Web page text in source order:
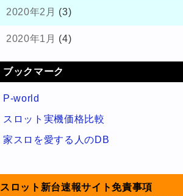
2020年2月 (3)
2020年1月 (4)
ブックマーク
P-world
スロット実機価格比較
家スロを愛する人のDB
スロット新台速報サイト免責事項